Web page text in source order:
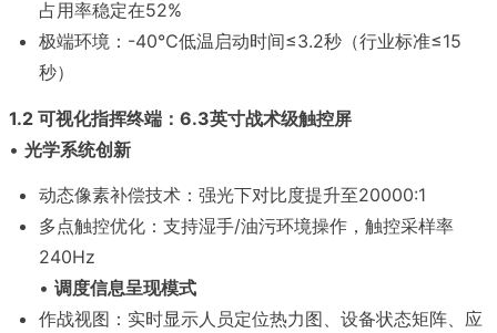
占用率稳定在52%
极端环境：-40℃低温启动时间≤3.2秒（行业标准≤15
秒）
1.2 可视化指挥终端：6.3英寸战术级触控屏
• 光学系统创新
动态像素补偿技术：强光下对比度提升至20000:1
多点触控优化：支持湿手/油污环境操作，触控采样率
240Hz
•调度信息呈现模式
作战视图：实时显示人员定位热力图、设备状态矩阵、应